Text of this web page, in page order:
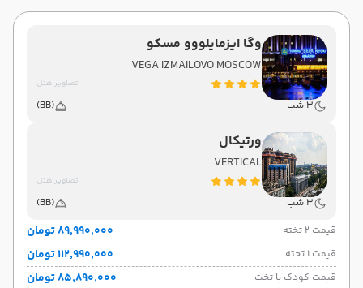
وگا ایزمایلووو مسکو
VEGA IZMAILOVO MOSCOW
تصاویر هتل
3 شب (BB)
ورتیکال
VERTICAL
تصاویر هتل
3 شب
(BB)
قیمت 2 تخته
۸۹٬۹۹۰٬۰۰۰ تومان
قیمت 1 تخته ۱۱۲٬۹۹۰٬۰۰۰ تومان
قیمت کودک با تخت ۸۵٬۸۹۰٬۰۰۰ تومان